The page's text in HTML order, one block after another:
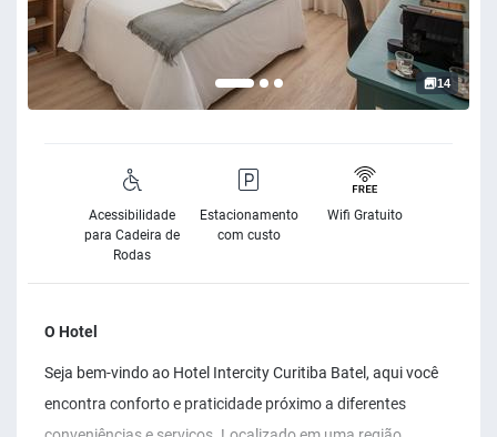
14
Acessibilidade
para Cadeira de
Rodas
Estacionamento
com custo
Wifi Gratuito
O Hotel
Seja bem-vindo ao Hotel Intercity Curitiba Batel, aqui você
encontra conforto e praticidade próximo a diferentes